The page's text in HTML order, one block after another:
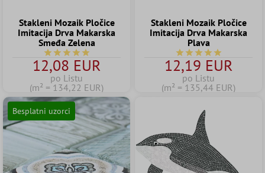
Stakleni Mozaik Pločice
Imitacija Drva Makarska
Smeđa Zelena
Prosječna ocjena 5 od 5 zvjezdica
12,08 EUR
po Listu
(m² = 134,22 EUR)
Stakleni Mozaik Pločice
Imitacija Drva Makarska
Plava
Prosječna ocjena 5
12,19 EUR
po Listu
(m² = 135,44 EUR)
Besplatni uzorci